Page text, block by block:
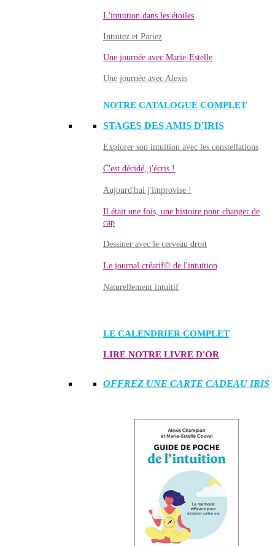
L'intuition dans les étoiles
Intuitez et Pariez
Une journée avec Marie-Estelle
Une journée avec Alexis
NOTRE CATALOGUE COMPLET
STAGES DES AMIS D'IRIS
Explorer son intuition avec les constellations
C'est décidé, j'écris !
Aujourd'hui j'improvise !
Il était une fois, une histoire pour changer de
cap
Dessiner avec le cerveau droit
Le journal créatif© de l'intuition
Naturellement intuitif
LE CALENDRIER COMPLET
LIRE NOTRE LIVRE D'OR
OFFREZ UNE CARTE CADEAU IRIS